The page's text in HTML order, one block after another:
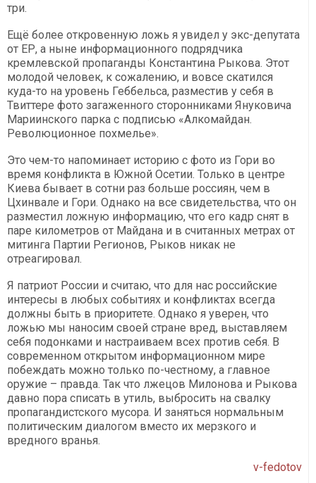
три.
Ещё более откровенную ложь я увидел у экс-депутата
от ЕР, а ныне информационного подрядчика
кремлевской пропаганды Константина Рыкова. Этот
молодой человек, к сожалению, и вовсе скатился
куда-то на уровень Геббельса, разместив у себя в
Твиттере фото загаженного сторонниками Януковича
Мариинского парка с подписью «Алкомайдан.
Революционное похмелье».
Это чем-то напоминает историю с фото из Гори во
время конфликта в Южной Осетии. Только в центре
Киева бывает в сотни раз больше россиян, чем в
Цхинвале и Гори. Однако на все свидетельства, что он
разместил ложную информацию, что его кадр снят в
паре километров от Майдана и в считанных метрах от
митинга Партии Регионов, Рыков никак не
отреагировал.
Я патриот России и считаю, что для нас российские
интересы в любых событиях и конфликтах всегда
должны быть в приоритете. Однако я уверен, что
ложью мы наносим своей стране вред, выставляем
себя подонками и настраиваем всех против себя. В
современном открытом информационном мире
побеждать можно только по-честному, а главное
оружие – правда. Так что лжецов Милонова и Рыкова
давно пора списать в утиль, выбросить на свалку
пропагандистского мусора. И заняться нормальным
политическим диалогом вместо их мерзкого и
вредного вранья.
v-fedotov